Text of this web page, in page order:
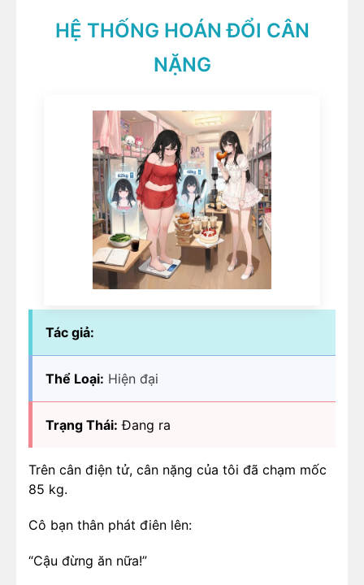
HỆ THỐNG HOÁN ĐỔI CÂN
NẶNG
Tác giả:
Thể Loại: Hiện đại
Trạng Thái: Đang ra
Trên cân điện tử, cân nặng của tôi đã chạm mốc
85 kg.
Cô bạn thân phát điên lên:
“Cậu đừng ăn nữa!”